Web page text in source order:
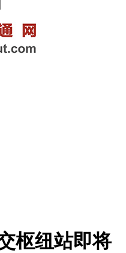
枢纽站即将